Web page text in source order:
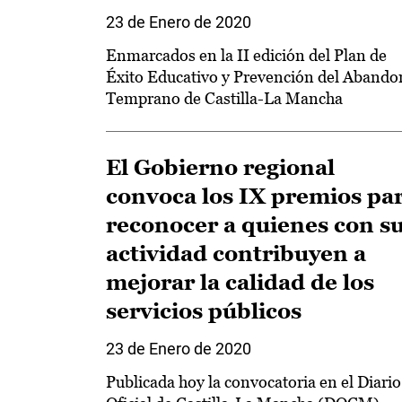
23 de Enero de 2020
Enmarcados en la II edición del Plan de
Éxito Educativo y Prevención del
Temprano de Castilla-La Mancha
El Gobierno regional
convoca los IX premios
reconocer a quienes con
actividad contribuyen a
mejorar la calidad de los
servicios públicos
23 de Enero de 2020
Publicada hoy la convocatoria en el Diario